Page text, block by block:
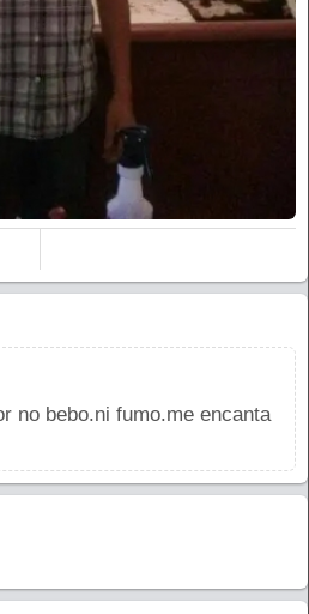
no bebo.ni fumo.me encanta